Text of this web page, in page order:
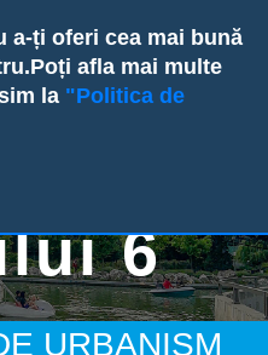
a-ți oferi cea mai bună
Poți afla mai multe
la "Politica de
6
URBANISM